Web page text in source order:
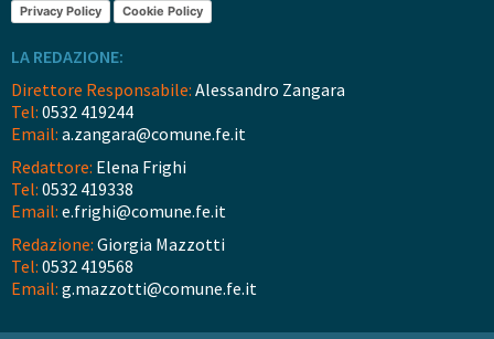
Privacy Policy Cookie Policy
LA REDAZIONE:
Direttore Responsabile: Alessandro Zangara
Tel: 0532 419244
Email: a.zangara@comune.fe.it
Redattore: Elena Frighi
Tel: 0532 419338
Email: e.frighi@comune.fe.it
Redazione: Giorgia Mazzotti
Tel: 0532 419568
Email: g.mazzotti@comune.fe.it